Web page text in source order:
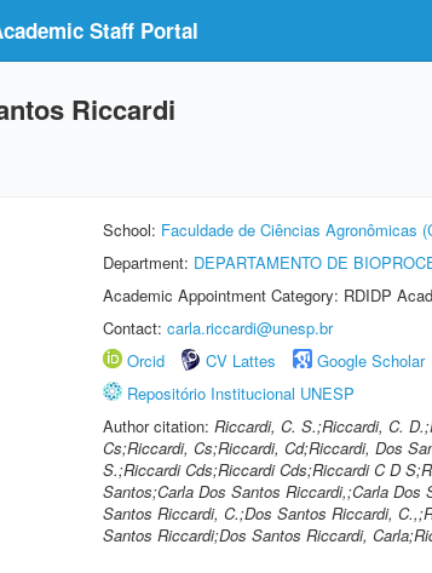
Staff Portal
Riccardi
School: Faculdade de Ciências Agronômicas
Department: DEPARTAMENTO DE
Academic Appointment Category: RDIDP
Contact: carla.riccardi@unesp.br
Orcid
CV Lattes Google Scholar
Repositório Institucional UNESP
Author citation: Riccardi, C. S.;Riccardi, C.
Cs;Riccardi, Cs;Riccardi, Cd;Riccardi, Dos
S.;Riccardi Cds;Riccardi Cds;Riccardi C D
Santos;Carla Dos Santos Riccardi,;Carla
Santos Riccardi, C.;Dos Santos Riccardi,
Santos Riccardi;Dos Santos Riccardi,